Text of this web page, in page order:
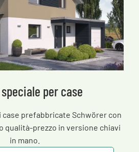
per case
prefabbricate Schwörer con
qualità-prezzo in versione chiavi
in mano.